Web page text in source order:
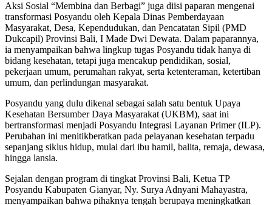
Aksi Sosial “Membina dan Berbagi” juga diisi paparan mengenai
transformasi Posyandu oleh Kepala Dinas Pemberdayaan
Masyarakat, Desa, Kependudukan, dan Pencatatan Sipil (PMD
Dukcapil) Provinsi Bali, I Made Dwi Dewata. Dalam paparannya,
ia menyampaikan bahwa lingkup tugas Posyandu tidak hanya di
bidang kesehatan, tetapi juga mencakup pendidikan, sosial,
pekerjaan umum, perumahan rakyat, serta ketenteraman, ketertiban
umum, dan perlindungan masyarakat.
Posyandu yang dulu dikenal sebagai salah satu bentuk Upaya
Kesehatan Bersumber Daya Masyarakat (UKBM), saat ini
bertransformasi menjadi Posyandu Integrasi Layanan Primer (ILP).
Perubahan ini menitikberatkan pada pelayanan kesehatan terpadu
sepanjang siklus hidup, mulai dari ibu hamil, balita, remaja, dewasa,
hingga lansia.
Sejalan dengan program di tingkat Provinsi Bali, Ketua TP
Posyandu Kabupaten Gianyar, Ny. Surya Adnyani Mahayastra,
menyampaikan bahwa pihaknya tengah berupaya meningkatkan